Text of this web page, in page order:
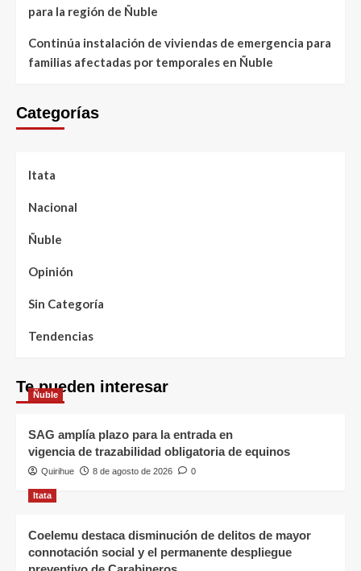
para la región de Ñuble
Continúa instalación de viviendas de emergencia para
familias afectadas por temporales en Ñuble
Categorías
Itata
Nacional
Ñuble
Opinión
Sin Categoría
Tendencias
Te pueden interesar
Ñuble
SAG amplía plazo para la entrada en
vigencia de trazabilidad obligatoria de equinos
Quirihue 8 de agosto de 2026 0
Itata
Coelemu destaca disminución de delitos de mayor
connotación social y el permanente despliegue